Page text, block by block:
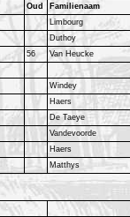
Oud Familienaam
Limbourg
Duthoy
56 Van Heucke
Windey
Haers
De Taeye
Vandevoorde
Haers
Matthys